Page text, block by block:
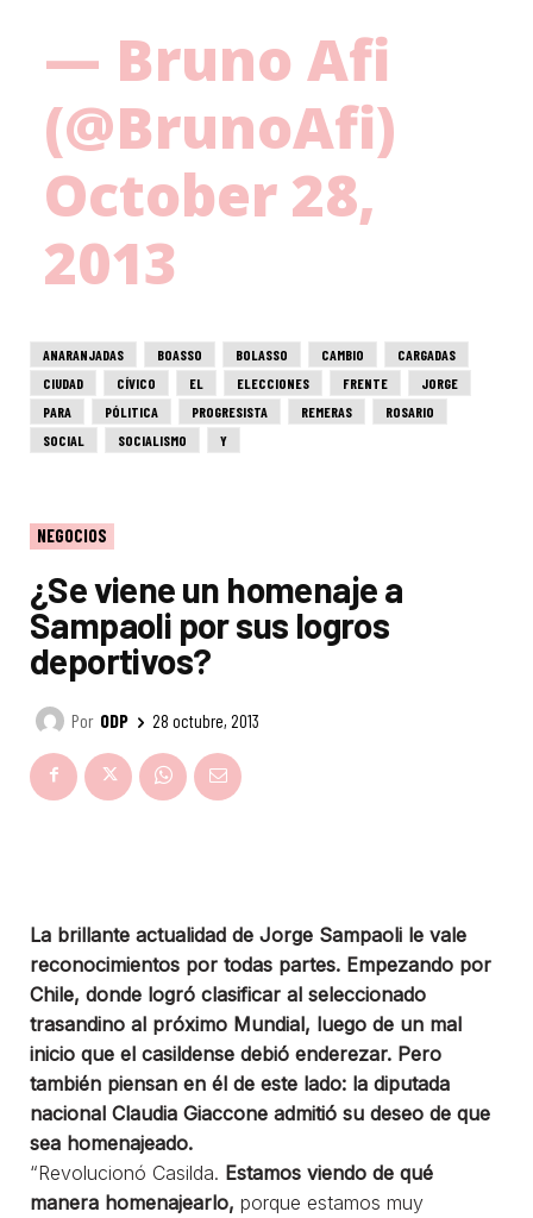
— Bruno Afi
(@BrunoAfi)
October 28,
2013
ANARANJADAS BOASSO BOLASSO CAMBIO
CARGADAS
CIUDAD
CÍVICO EL ELECCIONES FRENTE
JORGE
PARA
PÓLITICA PROGRESISTA REMERAS
ROSARIO
SOCIAL
SOCIALISMO Y